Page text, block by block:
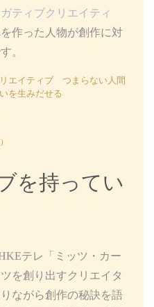
ティブクリエイティ
作った人物が創作に対
。
エイティブ つまらない人間
を生みだせる
を持ってい
テレ「ミッツ・カー
を創り出すクリエイタ
ながら創作の秘訣を語